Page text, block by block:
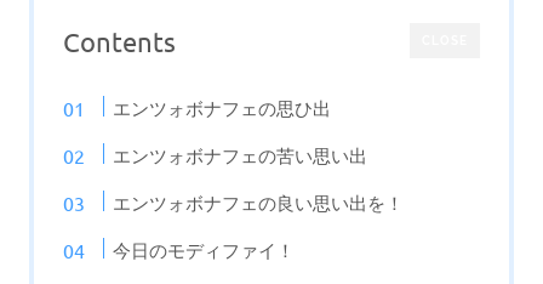
Contents
エンツォボナフェの思ひ出
エンツォボナフェの苦い思い出
エンツォボナフェの良い思い出を！
今日のモディファイ！